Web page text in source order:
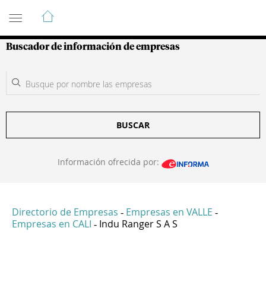
Guía de Empresas Colombianas
Buscador de información de empresas
BUSCAR
Información ofrecida por:
Directorio de Empresas - Empresas en VALLE -
Empresas en CALI - Indu Ranger S A S